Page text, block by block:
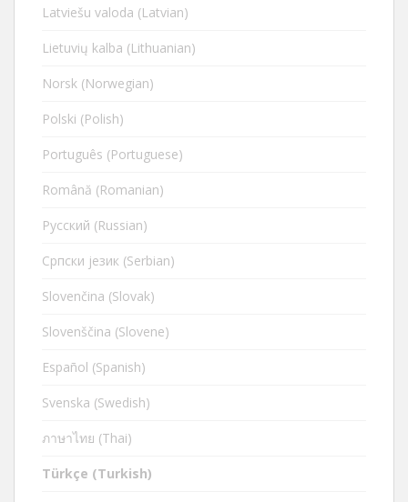
Latviešu valoda (Latvian)
Lietuvių kalba (Lithuanian)
Norsk (Norwegian)
Polski (Polish)
Português (Portuguese)
Română (Romanian)
Русский (Russian)
Cрпски језик (Serbian)
Slovenčina (Slovak)
Slovenščina (Slovene)
Español (Spanish)
Svenska (Swedish)
ภาษาไทย (Thai)
Türkçe (Turkish)